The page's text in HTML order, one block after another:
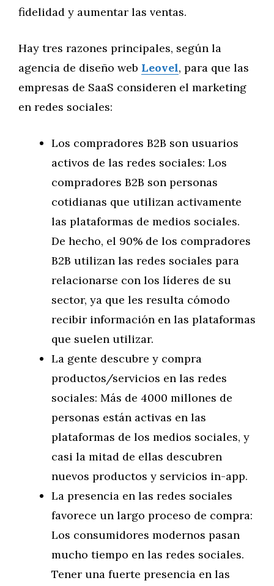
fidelidad y aumentar las ventas.
Hay tres razones principales, según la
agencia de diseño web Leovel, para que las
empresas de SaaS consideren el marketing
en redes sociales:
Los compradores B2B son usuarios
activos de las redes sociales: Los
compradores B2B son personas
cotidianas que utilizan activamente
las plataformas de medios sociales.
De hecho, el 90% de los compradores
B2B utilizan las redes sociales para
relacionarse con los líderes de su
sector, ya que les resulta cómodo
recibir información en las plataformas
que suelen utilizar.
La gente descubre y compra
productos/servicios en las redes
sociales: Más de 4000 millones de
personas están activas en las
plataformas de los medios sociales, y
casi la mitad de ellas descubren
nuevos productos y servicios in-app.
La presencia en las redes sociales
favorece un largo proceso de compra:
Los consumidores modernos pasan
mucho tiempo en las redes sociales.
Tener una fuerte presencia en las